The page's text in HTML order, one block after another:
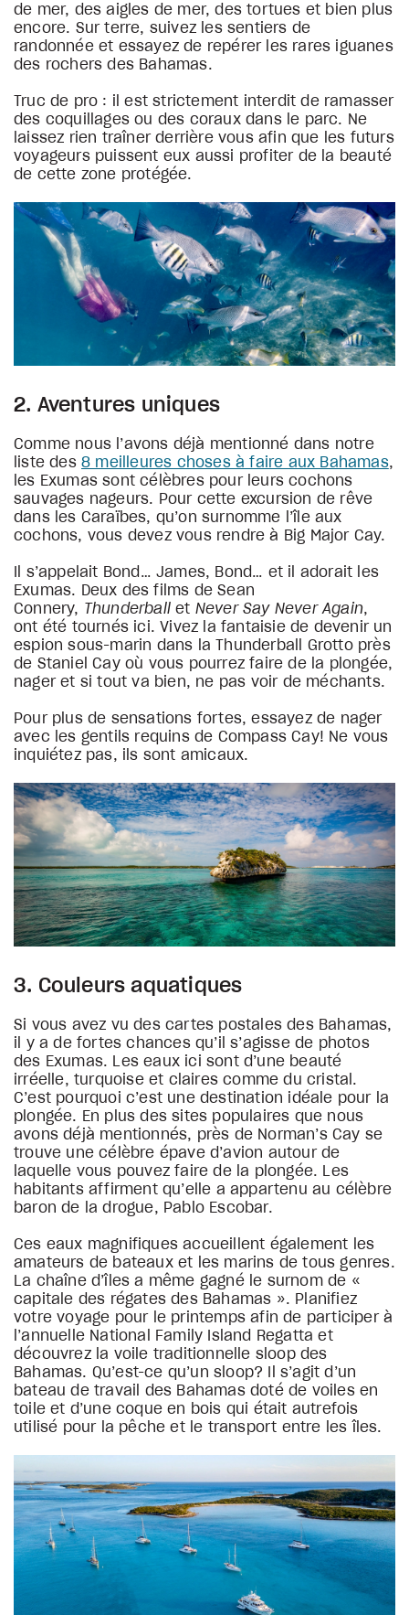
de mer, des aigles de mer, des tortues et bien plus
encore. Sur terre, suivez les sentiers de
randonnée et essayez de repérer les rares iguanes
des rochers des Bahamas.
Truc de pro : il est strictement interdit de ramasser
des coquillages ou des coraux dans le parc. Ne
laissez rien traîner derrière vous afin que les futurs
voyageurs puissent eux aussi profiter de la beauté
de cette zone protégée.
2. Aventures uniques
Comme nous l’avons déjà mentionné dans notre
liste des 8 meilleures choses à faire aux Bahamas,
les Exumas sont célèbres pour leurs cochons
sauvages nageurs. Pour cette excursion de rêve
dans les Caraïbes, qu’on surnomme l’île aux
cochons, vous devez vous rendre à Big Major Cay.
Il s’appelait Bond… James, Bond… et il adorait les
Exumas. Deux des films de Sean
Connery,
Thunderballet Never Say Never Again,
ont été tournés ici. Vivez la fantaisie de devenir un
espion sous-marin dans la Thunderball Grotto près
de Staniel Cay où vous pourrez faire de la plongée,
nager et si tout va bien, ne pas voir de méchants.
Pour plus de sensations fortes, essayez de nager
avec les gentils requins de Compass Cay! Ne vous
inquiétez pas, ils sont amicaux.
3. Couleurs aquatiques
Si vous avez vu des cartes postales des Bahamas,
il y a de fortes chances qu’il s’agisse de photos
des Exumas. Les eaux ici sont d’une beauté
irréelle, turquoise et claires comme du cristal.
C’est pourquoi c’est une destination idéale pour la
plongée. En plus des sites populaires que nous
avons déjà mentionnés, près de Norman’s Cay se
trouve une célèbre épave d’avion autour de
laquelle vous pouvez faire de la plongée. Les
habitants affirment qu’elle a appartenu au célèbre
baron de la drogue, Pablo Escobar.
Ces eaux magnifiques accueillent également les
amateurs de bateaux et les marins de tous genres.
La chaîne d’îles a même gagné le surnom de «
capitale des régates des Bahamas ». Planifiez
votre voyage pour le printemps afin de participer à
l’annuelle National Family Island Regatta et
découvrez la voile traditionnelle sloop des
Bahamas. Qu’est-ce qu’un sloop? Il s’agit d’un
bateau de travail des Bahamas doté de voiles en
toile et d’une coque en bois qui était autrefois
utilisé pour la pêche et le transport entre les îles.